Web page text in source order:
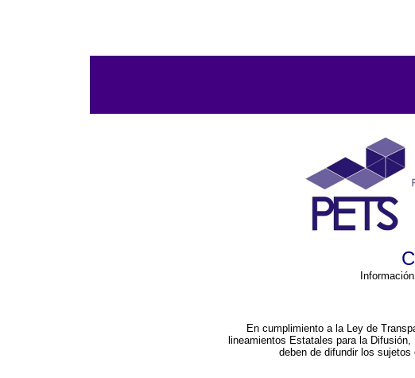
En cumplimiento a la Ley de
lineamientos Estatales para la
deben de difundir los